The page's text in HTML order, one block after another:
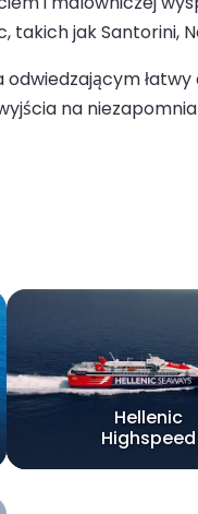
jak Santorini,
na
Hellenic
Highspeed